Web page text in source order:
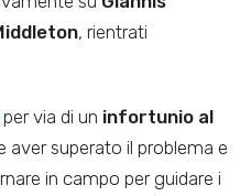
, rientrati
per via di un infortunio al
aver superato il problema e
in campo per guidare i